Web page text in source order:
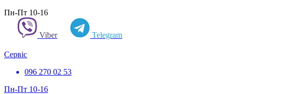
Пн-Пт 10-16
Viber Telegram
Сервіс
096 270 02 53
Пн-Пт 10-16